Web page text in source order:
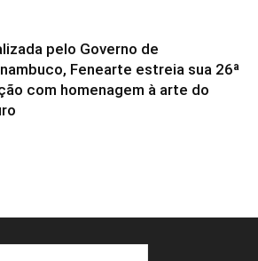
pelo Governo de
Fenearte estreia sua 26ª
com homenagem à arte do